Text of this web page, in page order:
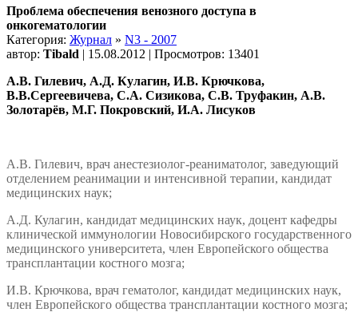
Проблема обеспечения венозного доступа в
онкогематологии
Категория: Журнал » N3 - 2007
автор: Tibald | 15.08.2012 | Просмотров: 13401
А.В. Гилевич, А.Д. Кулагин, И.В. Крючкова,
В.В.Сергеевичева, С.А. Сизикова, С.В. Труфакин, А.В.
Золотарёв, М.Г. Покровский, И.А. Лисуков
А.В. Гилевич, врач анестезиолог-реаниматолог, заведующий
отделением реанимации и интенсивной терапии, кандидат
медицинских наук;
А.Д. Кулагин, кандидат медицинских наук, доцент кафедры
клинической иммунологии Новосибирского государственного
медицинского университета, член Европейского общества
трансплантации костного мозга;
И.В. Крючкова, врач гематолог, кандидат медицинских наук,
член Европейского общества трансплантации костного мозга;